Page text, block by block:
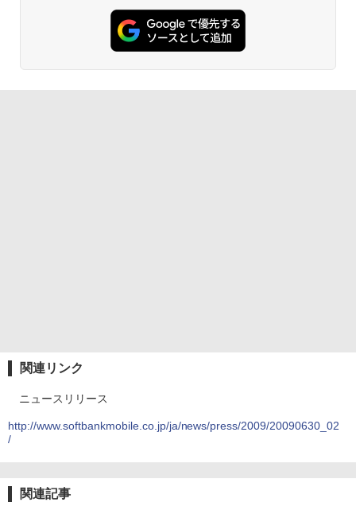
関連リンク
ニュースリリース
http://www.softbankmobile.co.jp/ja/news/press/2009/20090630_02
/
関連記事